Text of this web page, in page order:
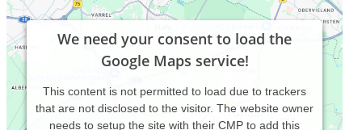
We need your consent to load the
Google Maps service!
This content is not permitted to load due to trackers
that are not disclosed to the visitor. The website owner
needs to setup the site with their CMP to add this